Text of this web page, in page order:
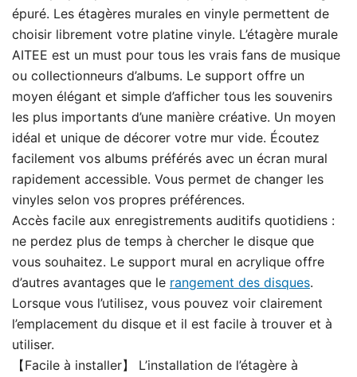
épuré. Les étagères murales en vinyle permettent de
choisir librement votre platine vinyle. L’étagère murale
AITEE est un must pour tous les vrais fans de musique
ou collectionneurs d’albums. Le support offre un
moyen élégant et simple d’afficher tous les souvenirs
les plus importants d’une manière créative. Un moyen
idéal et unique de décorer votre mur vide. Écoutez
facilement vos albums préférés avec un écran mural
rapidement accessible. Vous permet de changer les
vinyles selon vos propres préférences.
Accès facile aux enregistrements auditifs quotidiens :
ne perdez plus de temps à chercher le disque que
vous souhaitez. Le support mural en acrylique offre
d’autres avantages que le rangement des disques.
Lorsque vous l’utilisez, vous pouvez voir clairement
l’emplacement du disque et il est facile à trouver et à
utiliser.
️【Facile à installer】 L’installation de l’étagère à